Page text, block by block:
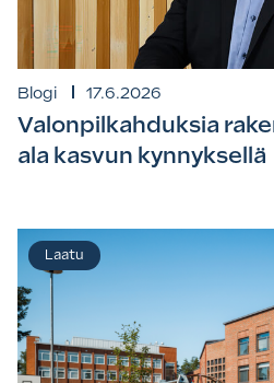
Blogi 17.6.2026
Valonpilkahduksia
ala kasvun kynnyksellä
Laatu